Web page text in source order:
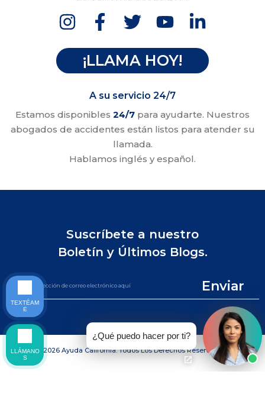
¡LLAMA HOY!
A su servicio 24/7
Estamos disponibles 24/7 para ayudarte. Nuestros
abogados de accidentes están listos para atender su
llamada.
Hablamos inglés y español.
Suscríbete a nuestro
Boletín y Últimos Blogs.
Enviar
©2026 Ayuda California. Todos Los Derechos Reservados.
¿Qué puedo hacer por ti?
TEXTÉAM
E
LLÁMANO
S